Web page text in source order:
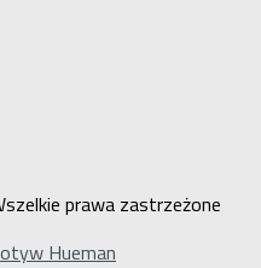
prawa zastrzeżone
Hueman